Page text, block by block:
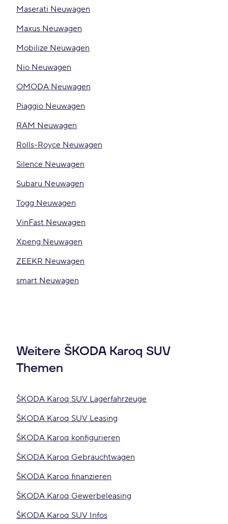
Maserati Neuwagen
Maxus Neuwagen
Mobilize Neuwagen
Nio Neuwagen
OMODA Neuwagen
Piaggio Neuwagen
RAM Neuwagen
Rolls-Royce Neuwagen
Silence Neuwagen
Subaru Neuwagen
Togg Neuwagen
VinFast Neuwagen
Xpeng Neuwagen
ZEEKR Neuwagen
smart Neuwagen
Weitere ŠKODA Karoq SUV
Themen
ŠKODA Karoq SUV Lagerfahrzeuge
ŠKODA Karoq SUV Leasing
ŠKODA Karoq konfigurieren
ŠKODA Karoq Gebrauchtwagen
ŠKODA Karoq finanzieren
ŠKODA Karoq Gewerbeleasing
ŠKODA Karoq SUV Infos